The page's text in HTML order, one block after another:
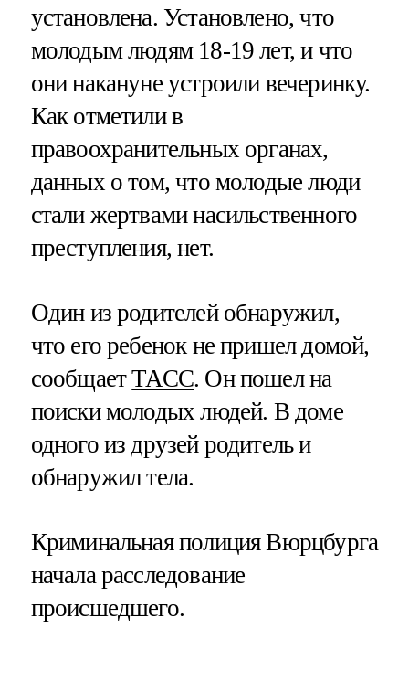
установлена. Установлено, что
молодым людям 18-19 лет, и что
они накануне устроили вечеринку.
Как отметили в
правоохранительных органах,
данных о том, что молодые люди
стали жертвами насильственного
преступления, нет.
Один из родителей обнаружил,
что его ребенок не пришел домой,
сообщаетТАСС. Он пошел на
поиски молодых людей. В доме
одного из друзей родитель и
обнаружил тела.
Криминальная полиция Вюрцбурга
начала расследование
происшедшего.